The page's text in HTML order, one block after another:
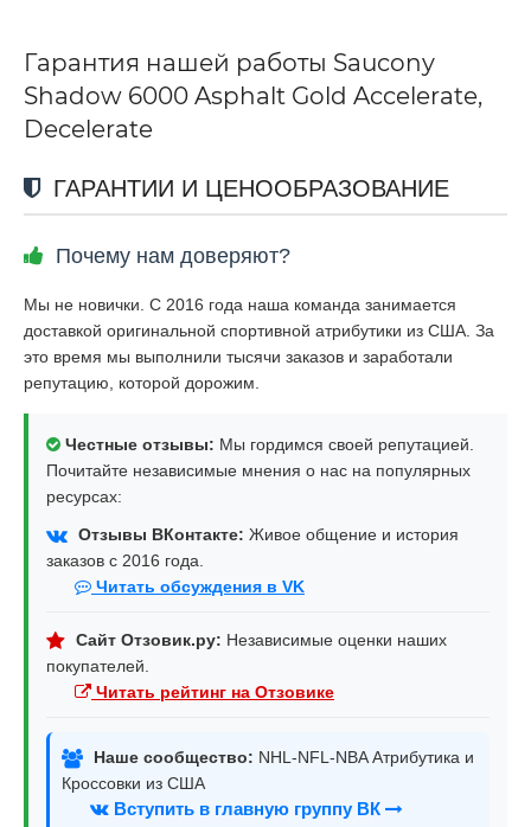
Гарантия нашей работы Saucony
Shadow 6000 Asphalt Gold Accelerate,
Decelerate
ГАРАНТИИ И ЦЕНООБРАЗОВАНИЕ
Почему нам доверяют?
Мы не новички. С 2016 года наша команда занимается
доставкой оригинальной спортивной атрибутики из США. За
это время мы выполнили тысячи заказов и заработали
репутацию, которой дорожим.
Честные отзывы: Мы гордимся своей репутацией.
Почитайте независимые мнения о нас на популярных
ресурсах:
Отзывы ВКонтакте: Живое общение и история
заказов с 2016 года.
Читать обсуждения в VK
Сайт Отзовик.ру: Независимые оценки наших
покупателей.
Читать рейтинг на Отзовике
Наше сообщество: NHL-NFL-NBA Атрибутика и
Кроссовки из США
Вступить в главную группу ВК